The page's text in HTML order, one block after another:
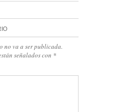
no va a ser publicada.
señalados con *